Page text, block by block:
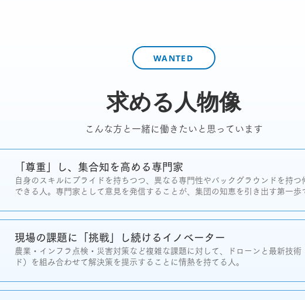
WANTED
求める人物像
こんな方と一緒に働きたいと思っています
「尊重」し、集合知を高める専門家
自身のスキルにプライドを持ちつつ、異なる専門性やバックグラウンドを持つ
できる人。専門家として意見を発信することが、集団の知恵を引き出す第一歩
現場の課題に「挑戦」し続けるイノベーター
農業・インフラ点検・災害対策など複雑な課題に対して、ドローンと最新技術
ド）を組み合わせて解決策を提示することに情熱を持てる人。